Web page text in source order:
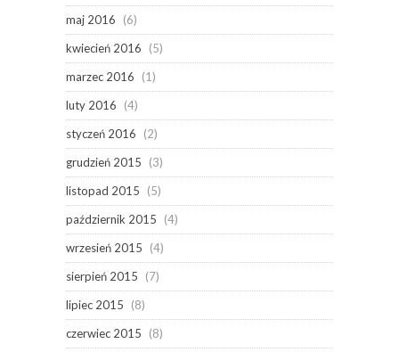
maj 2016
(6)
kwiecień 2016
(5)
marzec 2016
(1)
luty 2016
(4)
styczeń 2016
(2)
grudzień 2015
(3)
listopad 2015
(5)
październik 2015
(4)
wrzesień 2015
(4)
sierpień 2015
(7)
lipiec 2015
(8)
czerwiec 2015
(8)